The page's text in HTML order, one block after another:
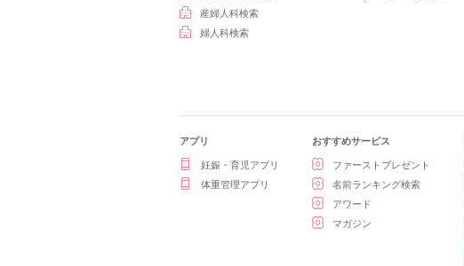
産婦人科検索
婦人科検索
アプリ
妊娠・育児アプリ
体重管理アプリ
おすすめサービス
ファーストプレゼント
名前ランキング検索
アワード
マガジン